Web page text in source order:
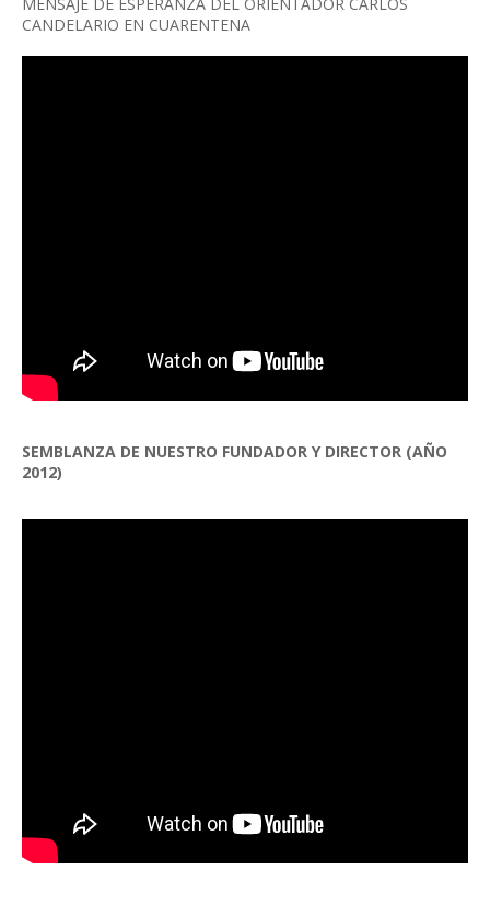
MENSAJE DE ESPERANZA DEL ORIENTADOR CARLOS
CANDELARIO EN CUARENTENA
SEMBLANZA DE NUESTRO FUNDADOR Y DIRECTOR (AÑO
2012)